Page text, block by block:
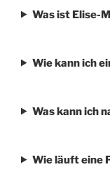
Was ist Elise-
Wie kann ich
Was kann ich
Wie läuft eine